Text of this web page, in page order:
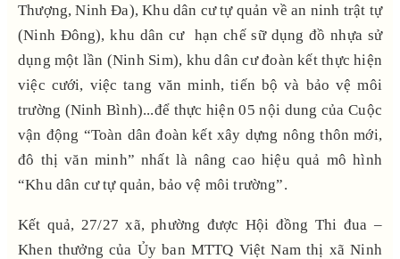
Thượng, Ninh Đa), Khu dân cư tự quản về an ninh trật tự
(Ninh Đông), khu dân cư hạn chế sữ dụng đồ nhựa sử
dụng một lần (Ninh Sim), khu dân cư đoàn kết thực hiện
việc cưới, việc tang văn minh, tiến bộ và bảo vệ môi
trường (Ninh Bình)...để thực hiện 05 nội dung của Cuộc
vận động “Toàn dân đoàn kết xây dựng nông thôn mới,
đô thị văn minh” nhất là nâng cao hiệu quả mô hình
“Khu dân cư tự quản, bảo vệ môi trường”.
Kết quả, 27/27 xã, phường được Hội đồng Thi đua –
Khen thưởng của Ủy ban MTTQ Việt Nam thị xã Ninh